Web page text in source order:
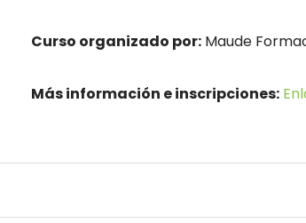
Curso organizado por: Maude
Más información e inscripciones: